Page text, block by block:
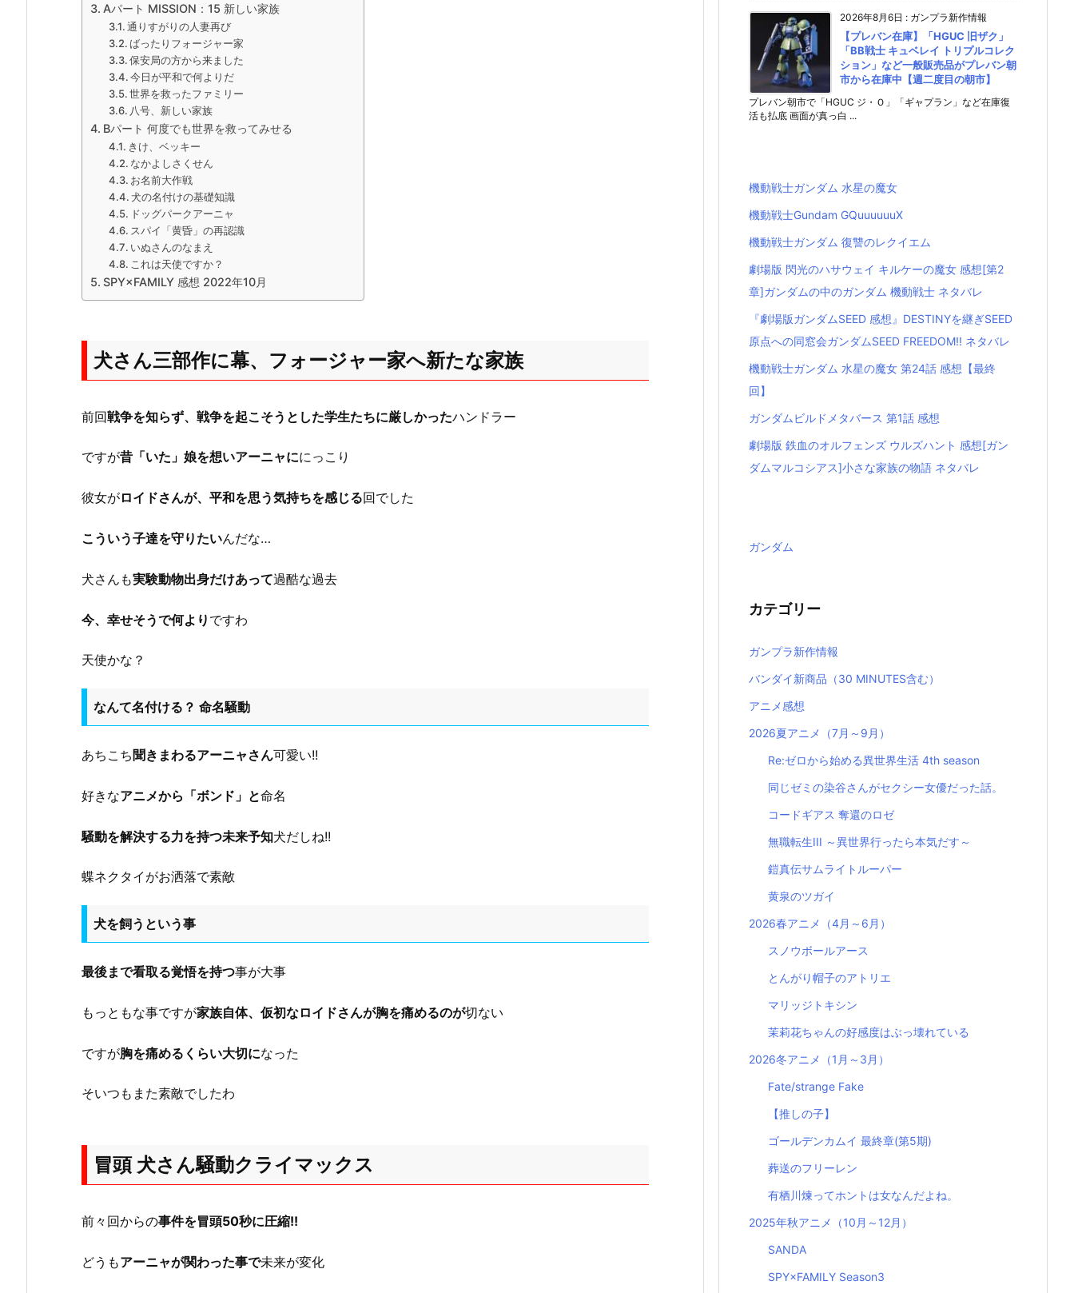
Aパート MISSION：15 新しい家族
通りすがりの人妻再び
ばったりフォージャー家
保安局の方から来ました
今日が平和で何よりだ
世界を救ったファミリー
八号、新しい家族
Bパート 何度でも世界を救ってみせる
きけ、ベッキー
なかよしさくせん
お名前大作戦
犬の名付けの基礎知識
ドッグパークアーニャ
スパイ「黄昏」の再認識
いぬさんのなまえ
これは天使ですか？
SPY×FAMILY 感想 2022年10月
犬さん三部作に幕、フォージャー家へ新たな家族
前回戦争を知らず、戦争を起こそうとした学生たちに厳しかったハンドラー
ですが昔「いた」娘を想いアーニャににっこり
彼女がロイドさんが、平和を思う気持ちを感じる回でした
こういう子達を守りたいんだな…
犬さんも実験動物出身だけあって過酷な過去
今、幸せそうで何より ですわ
天使かな？
なんて名付ける？ 命名騒動
あちこち聞きまわるアーニャさん可愛い!!
好きなアニメから「ボンド」と命名
騒動を解決する力を持つ未来予知犬だしね!!
蝶ネクタイがお洒落で素敵
犬を飼うという事
最後まで看取る覚悟を持つ事が大事
もっともな事ですが家族自体、仮初なロイドさんが胸を痛めるのが切ない
ですが胸を痛めるくらい大切になった
そいつもまた素敵でしたわ
冒頭 犬さん騒動クライマックス
前々回からの事件を冒頭50秒に圧縮!!
どうもアーニャが関わった事で未来が変化
2026年8月6日 : ガンプラ新作情報
【プレバン在庫】「HGUC 旧ザク」
「BB戦士 キュベレイ トリプルコレク
ション」など一般販売品がプレバン朝
市から在庫中【週二度目の朝市】
プレバン朝市で「HGUC ジ・Ｏ」「ギャプラン」など在庫復
活も払底 画面が真っ白 ...
機動戦士ガンダム 水星の魔女
機動戦士Gundam GQuuuuuuX
機動戦士ガンダム 復讐のレクイエム
劇場版 閃光のハサウェイ キルケーの魔女 感想[第2
章]ガンダムの中のガンダム 機動戦士 ネタバレ
『劇場版ガンダムSEED 感想』DESTINYを継ぎSEED
原点への同窓会ガンダムSEED FREEDOM!! ネタバレ
機動戦士ガンダム 水星の魔女 第24話 感想【最終
回】
ガンダムビルドメタバース 第1話 感想
劇場版 鉄血のオルフェンズ ウルズハント 感想[ガン
ダムマルコシアス]小さな家族の物語 ネタバレ
ガンダム
カテゴリー
ガンプラ新作情報
バンダイ新商品（30 MINUTES含む）
アニメ感想
2026夏アニメ（7月～9月）
Re:ゼロから始める異世界生活 4th season
同じゼミの染谷さんがセクシー女優だった話。
コードギアス 奪還のロゼ
無職転生III ～異世界行ったら本気だす～
鎧真伝サムライトルーパー
黄泉のツガイ
2026春アニメ（4月～6月）
スノウボールアース
とんがり帽子のアトリエ
マリッジトキシン
茉莉花ちゃんの好感度はぶっ壊れている
2026冬アニメ（1月～3月）
Fate/strange Fake
【推しの子】
ゴールデンカムイ 最終章(第5期)
葬送のフリーレン
有栖川煉ってホントは女なんだよね。
2025年秋アニメ（10月～12月）
SANDA
SPY×FAMILY Season3